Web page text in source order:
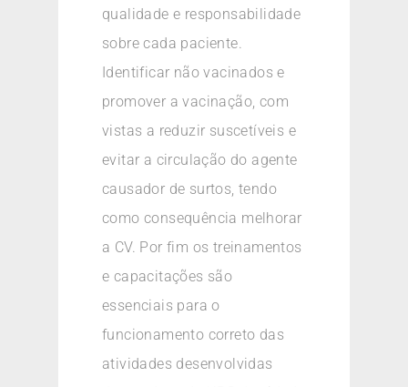
qualidade e responsabilidade
sobre cada paciente.
Identificar não vacinados e
promover a vacinação, com
vistas a reduzir suscetíveis e
evitar a circulação do agente
causador de surtos, tendo
como consequência melhorar
a CV. Por fim os treinamentos
e capacitações são
essenciais para o
funcionamento correto das
atividades desenvolvidas